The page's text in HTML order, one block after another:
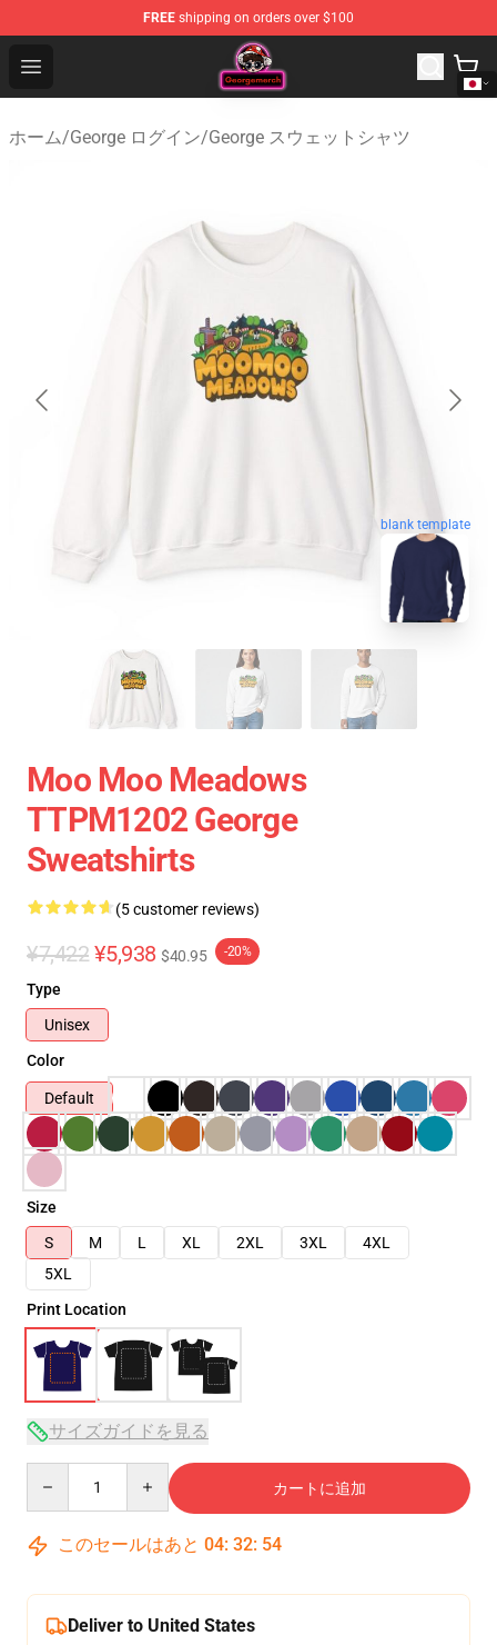
FREE shipping on orders over $100
Open menu
George Store - Official George Merchandise Shop
ホーム/George ログイン/George スウェットシャツ
blank template
Moo Moo Meadows
TTPM1202 George
Sweatshirts
(5 customer reviews)
¥7,422 ¥5,938 $40.95 -20%
Type
Unisex
Color
Default
Size
S
M L XL 2XL 3XL
4XL
5XL
Print Location
サイズガイドを見る
カートに追加
このセールはあと 04: 32: 53
Deliver to United States